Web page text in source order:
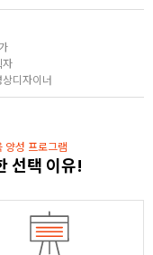
자
디자이너
양성 프로그램
선택 이유!